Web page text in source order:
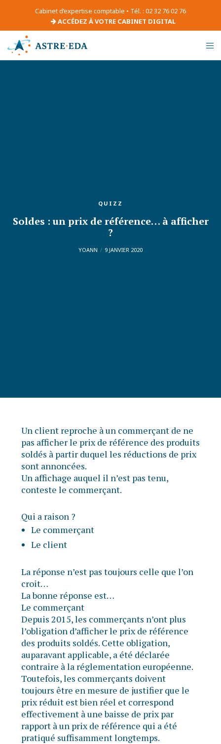
Cabinet d’expertise comptable • Tél. : 02 32 76 02 76
ACCÉDEZ À VOTRE CABINET DIGITAL
QUIZZ
Soldes : un prix de référence… à afficher
?
YOANN 9 JANVIER 2020
Un client reproche à un commerçant de ne
pas afficher le prix de référence des produits
soldés à partir duquel les réductions de prix
sont annoncées.
Un affichage auquel il n’est pas tenu,
conteste le commerçant.
Qui a raison ?
Le commerçant
Le client
La réponse n’est pas toujours celle que l’on
croit…
La bonne réponse est…
Le commerçant
Depuis 2015, les commerçants n’ont plus
l’obligation d’afficher le prix de référence
des produits soldés. Cette obligation,
auparavant applicable, a été déclarée
contraire à la réglementation européenne.
Toutefois, les commerçants doivent
toujours être en mesure de justifier que le
prix réduit est bien réel et correspond
effectivement à une baisse de prix par
rapport à un prix de référence qui a été
pratiqué suffisamment longtemps.